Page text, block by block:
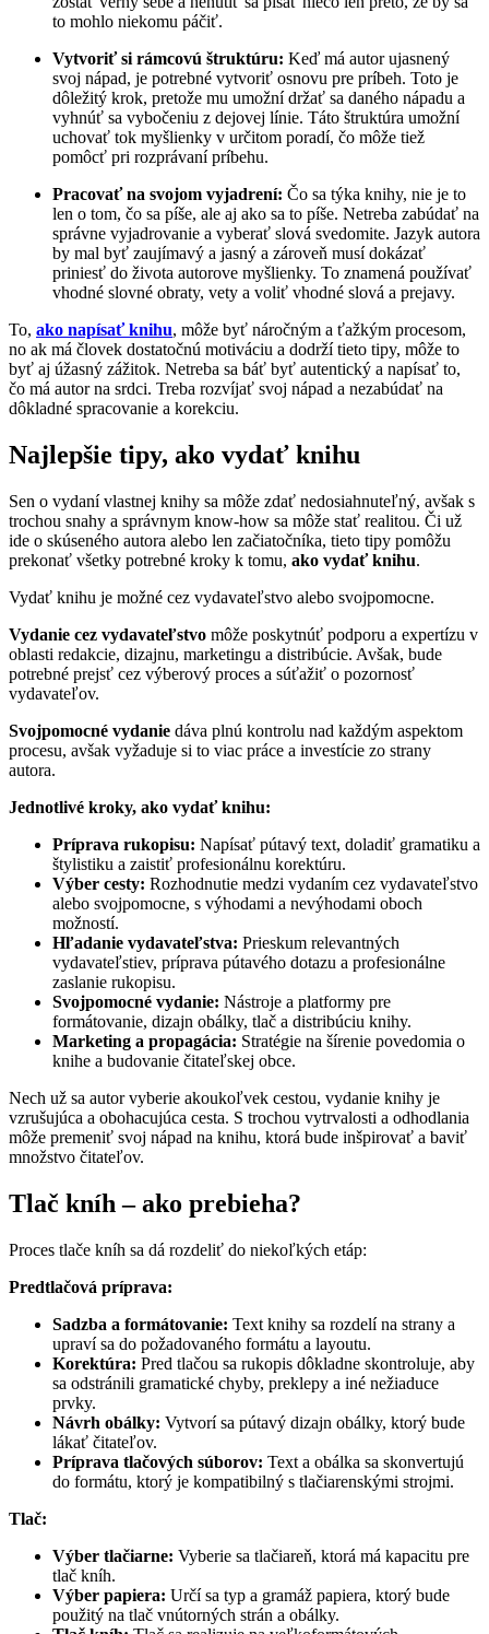
to mohlo niekomu páčiť.
Vytvoriť si rámcovú štruktúru: Keď má autor ujasnený
svoj nápad, je potrebné vytvoriť osnovu pre príbeh. Toto je
dôležitý krok, pretože mu umožní držať sa daného nápadu a
vyhnúť sa vybočeniu z dejovej línie. Táto štruktúra umožní
uchovať tok myšlienky v určitom poradí, čo môže tiež
pomôcť pri rozprávaní príbehu.
Pracovať na svojom vyjadrení: Čo sa týka knihy, nie je to
len o tom, čo sa píše, ale aj ako sa to píše. Netreba zabúdať na
správne vyjadrovanie a vyberať slová svedomite. Jazyk autora
by mal byť zaujímavý a jasný a zároveň musí dokázať
priniesť do života autorove myšlienky. To znamená používať
vhodné slovné obraty, vety a voliť vhodné slová a prejavy.
To, ako napísať knihu, môže byť náročným a ťažkým procesom,
no ak má človek dostatočnú motiváciu a dodrží tieto tipy, môže to
byť aj úžasný zážitok. Netreba sa báť byť autentický a napísať to,
čo má autor na srdci. Treba rozvíjať svoj nápad a nezabúdať na
dôkladné spracovanie a korekciu.
Najlepšie tipy, ako vydať knihu
Sen o vydaní vlastnej knihy sa môže zdať nedosiahnuteľný, avšak s
trochou snahy a správnym know-how sa môže stať realitou. Či už
ide o skúseného autora alebo len začiatočníka, tieto tipy pomôžu
prekonať všetky potrebné kroky k tomu, ako vydať knihu.
Vydať knihu je možné cez vydavateľstvo alebo svojpomocne.
Vydanie cez vydavateľstvo môže poskytnúť podporu a expertízu v
oblasti redakcie, dizajnu, marketingu a distribúcie. Avšak, bude
potrebné prejsť cez výberový proces a súťažiť o pozornosť
vydavateľov.
Svojpomocné vydanie dáva plnú kontrolu nad každým aspektom
procesu, avšak vyžaduje si to viac práce a investície zo strany
autora.
Jednotlivé kroky, ako vydať knihu:
Príprava rukopisu: Napísať pútavý text, doladiť gramatiku a
štylistiku a zaistiť profesionálnu korektúru.
Výber cesty: Rozhodnutie medzi vydaním cez vydavateľstvo
alebo svojpomocne, s výhodami a nevýhodami oboch
možností.
Hľadanie vydavateľstva: Prieskum relevantných
vydavateľstiev, príprava pútavého dotazu a profesionálne
zaslanie rukopisu.
Svojpomocné vydanie: Nástroje a platformy pre
formátovanie, dizajn obálky, tlač a distribúciu knihy.
Marketing a propagácia: Stratégie na šírenie povedomia o
knihe a budovanie čitateľskej obce.
Nech už sa autor vyberie akoukoľvek cestou, vydanie knihy je
vzrušujúca a obohacujúca cesta. S trochou vytrvalosti a odhodlania
môže premeniť svoj nápad na knihu, ktorá bude inšpirovať a baviť
množstvo čitateľov.
Tlač kníh – ako prebieha?
Proces tlače kníh sa dá rozdeliť do niekoľkých etáp:
Predtlačová príprava:
Sadzba a formátovanie: Text knihy sa rozdelí na strany a
upraví sa do požadovaného formátu a layoutu.
Korektúra: Pred tlačou sa rukopis dôkladne skontroluje, aby
sa odstránili gramatické chyby, preklepy a iné nežiaduce
prvky.
Návrh obálky: Vytvorí sa pútavý dizajn obálky, ktorý bude
lákať čitateľov.
Príprava tlačových súborov: Text a obálka sa skonvertujú
do formátu, ktorý je kompatibilný s tlačiarenskými strojmi.
Tlač:
Výber tlačiarne: Vyberie sa tlačiareň, ktorá má kapacitu pre
tlač kníh.
Výber papiera: Určí sa typ a gramáž papiera, ktorý bude
použitý na tlač vnútorných strán a obálky.